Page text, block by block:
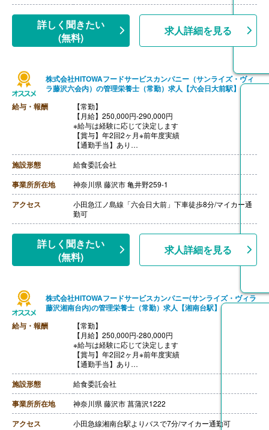
詳しく聞きたい
(無料)
求人詳細を見る
株式会社HITOWAフードサービスカンパニー（サンライズ・ヴィ
ラ藤沢六会内）の管理栄養士（常勤）求人【六会日大前駅】
給与・報酬
【常勤】
【月給】250,000円-290,000円
※給与は経験に応じて決定します
【賞与】年2回2ヶ月※前年度実績
【通勤手当】あり
※公共交通機関:上限30,000円/月
※マイカー通勤:片道2km以上（ガソリン代は規定内支
給）
【昇給】あり（年1回）
【退職金】あり（会社規定による）
施設形態 給食委託会社
事業所所在地 神奈川県 藤沢市 亀井野259-1
アクセス
小田急江ノ島線「六会日大前」下車徒歩8分/マイカー通
勤可
詳しく聞きたい
(無料)
求人詳細を見る
株式会社HITOWAフードサービスカンパニー(サンライズ・ヴィラ
藤沢湘南台内)の管理栄養士（常勤）求人【湘南台駅】
給与・報酬
【常勤】
【月給】250,000円-280,000円
※給与は経験に応じて決定します
【賞与】年2回2ヶ月※前年度実績
【通勤手当】あり
※公共交通機関:上限30,000円/月
※マイカー通勤:片道2km以上（ガソリン代は規定内支
給）
【昇給】あり（年1回）
【退職金】あり（会社規定による）
施設形態 給食委託会社
事業所所在地 神奈川県 藤沢市 菖蒲沢1222
アクセス 小田急線湘南台駅よりバスで7分/マイカー通勤可